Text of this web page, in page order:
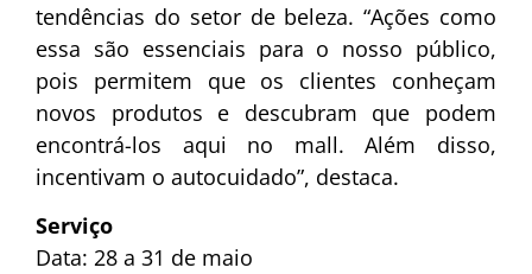
tendências do setor de beleza. “Ações como
essa são essenciais para o nosso público,
pois permitem que os clientes conheçam
novos produtos e descubram que podem
encontrá-los aqui no mall. Além disso,
incentivam o autocuidado”, destaca.
Serviço
Data: 28 a 31 de maio